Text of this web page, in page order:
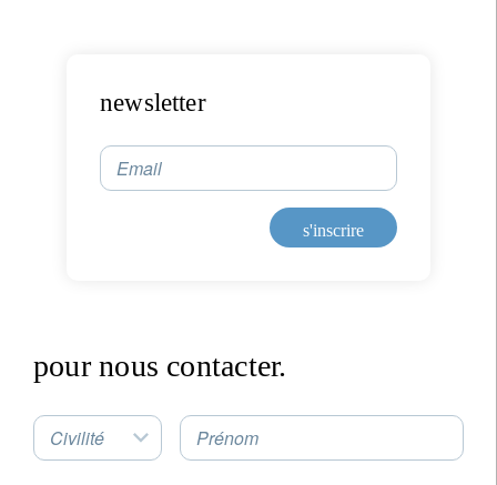
newsletter
Email
s'inscrire
pour nous contacter.
Civilité Prénom